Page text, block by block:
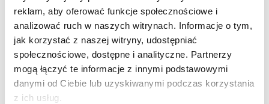
reklam, aby oferować funkcje społecznościowe i
analizować ruch w naszych witrynach. Informacje o tym,
jak korzystać z naszej witryny, udostępniać
społecznościowe, dostępne i analityczne. Partnerzy
mogą łączyć te informacje z innymi podstawowymi
danymi od Ciebie lub uzyskiwanymi podczas korzystania
z ich usług.
Email: *
Company: